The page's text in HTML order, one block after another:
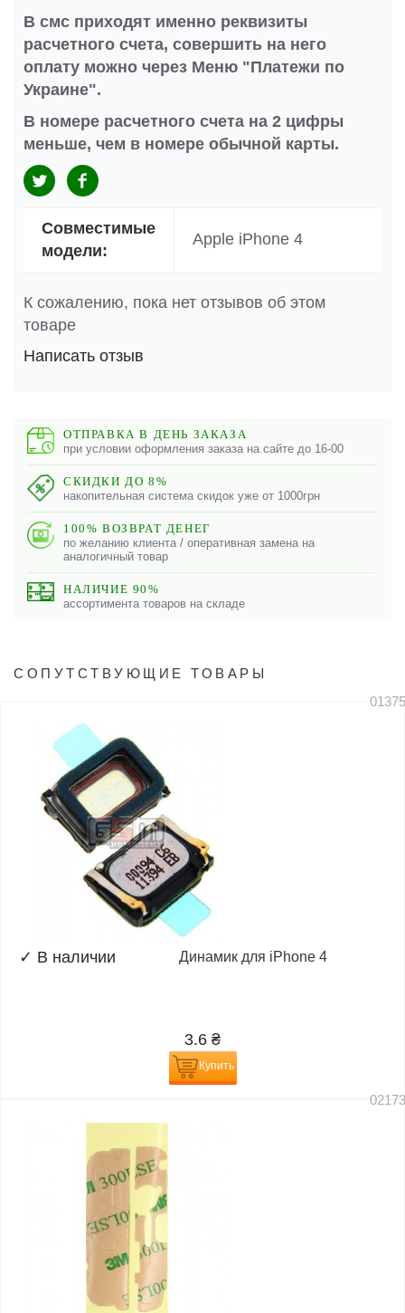
В смс приходят именно реквизиты
расчетного счета, совершить на него
оплату можно через Меню "Платежи по
Украине".
В номере расчетного счета на 2 цифры
меньше, чем в номере обычной карты.
Совместимые
модели:
Apple iPhone 4
К сожалению, пока нет отзывов об этом
товаре
Написать отзыв
ОТПРАВКА В ДЕНЬ ЗАКАЗА
при условии оформления заказа на сайте до 16-00
СКИДКИ ДО 8%
накопительная система скидок уже от 1000грн
100% ВОЗВРАТ ДЕНЕГ
по желанию клиента / оперативная замена на
аналогичный товар
НАЛИЧИЕ 90%
ассортимента товаров на складе
СОПУТСТВУЮЩИЕ ТОВАРЫ
✓ В наличии Динамик для iPhone 4
3.6 ₴
Купить